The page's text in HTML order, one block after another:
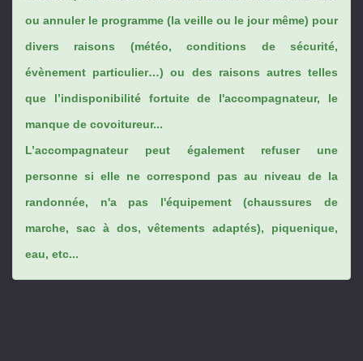
ou annuler le programme (la veille ou le jour même) pour
divers raisons (météo, conditions de sécurité,
évènement particulier…) ou des raisons autres telles
que l’indisponibilité fortuite de l'accompagnateur, le
manque de covoitureur...
L’accompagnateur peut également refuser une
personne si elle ne correspond pas au niveau de la
randonnée, n'a pas l'équipement (chaussures de
marche, sac à dos, vêtements adaptés), piquenique,
eau, etc...